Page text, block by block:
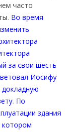
часто
Во время
за свои шесть
Иосифу
По
здания
котором